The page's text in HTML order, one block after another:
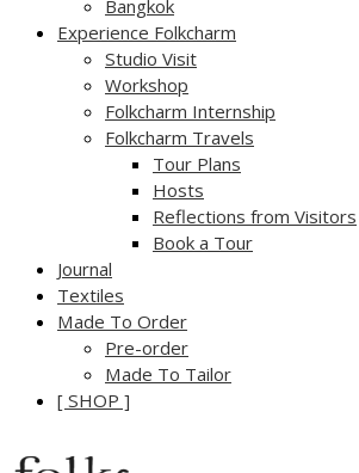
Bangkok
Experience Folkcharm
Studio Visit
Workshop
Folkcharm Internship
Folkcharm Travels
Tour Plans
Hosts
Reflections from Visitors
Book a Tour
Journal
Textiles
Made To Order
Pre-order
Made To Tailor
[ SHOP ]